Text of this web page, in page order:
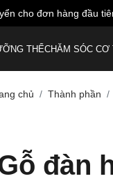
cho đơn hàng đầu
THỂCHĂM SÓC CƠ
chủ Thành phần
đàn